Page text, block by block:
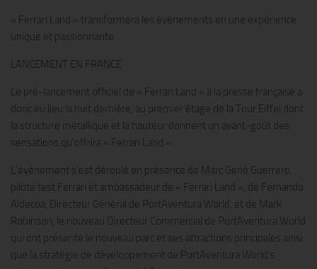
« Ferrari Land » transformera les événements en une expérience
unique et passionnante.
LANCEMENT EN FRANCE
Le pré-lancement officiel de « Ferrari Land » à la presse française a
donc eu lieu la nuit dernière, au premier étage de la Tour Eiffel dont
la structure métallique et la hauteur donnent un avant-goût des
sensations qu’offrira « Ferrari Land ».
L’évènement s’est déroulé en présence de Marc Gené Guerrero,
pilote test Ferrari et ambassadeur de « Ferrari Land », de Fernando
Aldecoa, Directeur Général de PortAventura World, et de Mark
Robinson, le nouveau Directeur Commercial de PortAventura World
qui ont présenté le nouveau parc et ses attractions principales ainsi
que la stratégie de développement de PortAventura World’s